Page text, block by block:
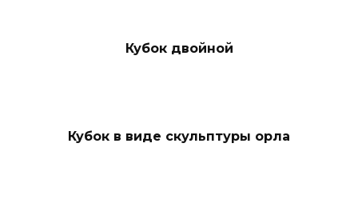
Кубок двойной
Кубок в виде скульптуры орла